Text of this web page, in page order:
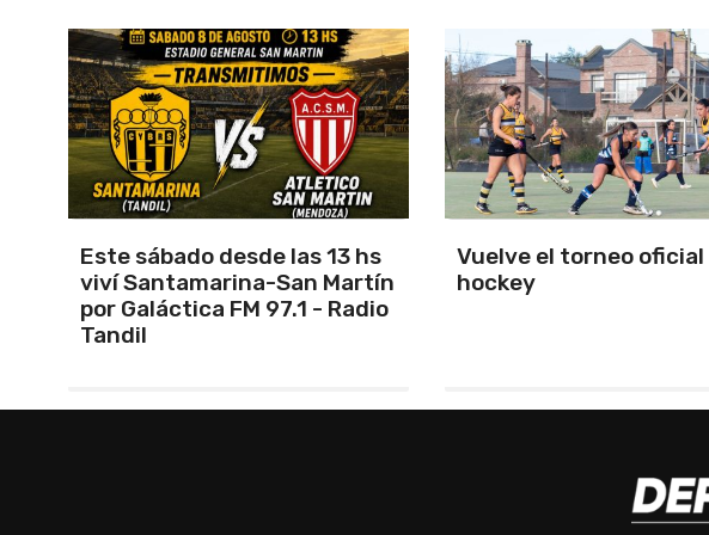
Vuelve el torneo oficial de
hockey
Unión y Progreso
cerrar la serie frente a